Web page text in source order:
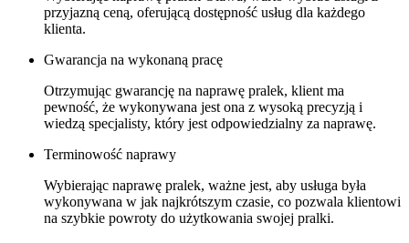
przyjazną ceną, oferującą dostępność usług dla każdego
klienta.
Gwarancja na wykonaną pracę
Otrzymując gwarancję na naprawę pralek, klient ma
pewność, że wykonywana jest ona z wysoką precyzją i
wiedzą specjalisty, który jest odpowiedzialny za naprawę.
Terminowość naprawy
Wybierając naprawę pralek, ważne jest, aby usługa była
wykonywana w jak najkrótszym czasie, co pozwala klientowi
na szybkie powroty do użytkowania swojej pralki.